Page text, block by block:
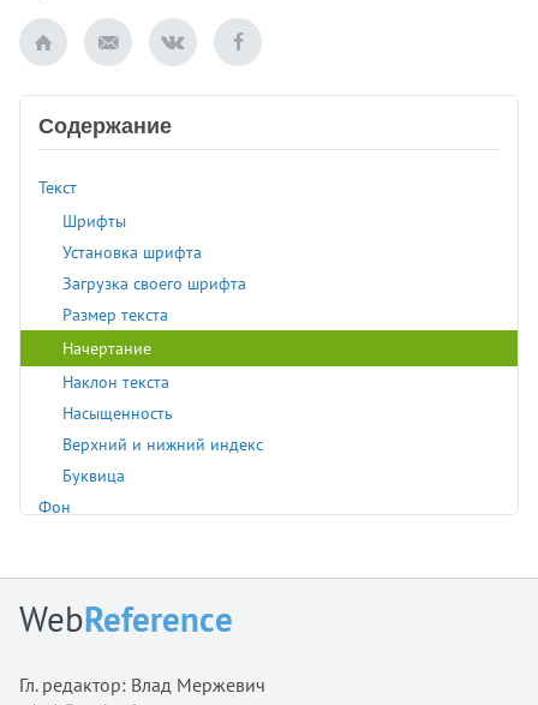
Содержание
Текст
Шрифты
Установка шрифта
Загрузка своего шрифта
Размер текста
Начертание
Наклон текста
Насыщенность
Верхний и нижний индекс
Буквица
Фон
Таблицы
Трансформация
WebReference
Гл. редактор: Влад Мержевич